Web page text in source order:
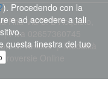
Rita Via S. D'Acquisto,
Piva 02657360745
di Vendita| Modalità
Online
). Procedendo con la
e ad accedere a tali
questa finestra del tuo